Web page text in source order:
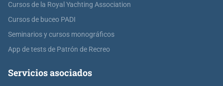
Cursos de la Royal Yachting Association
Cursos de buceo PADI
Seminarios y cursos monográficos
App de tests de Patrón de Recreo
Servicios asociados